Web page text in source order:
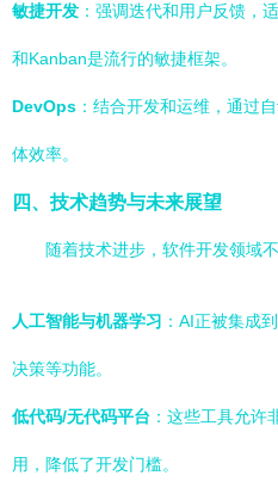
敏捷开发 ：强调迭代和用户反馈，
和Kanban是流行的敏捷框架。
DevOps ：结合开发和运维，通过
体效率。
四、技术趋势与未来展望
随着技术进步，软件开发领域
人工智能与机器学习 ：AI正被集成
决策等功能。
低代码/无代码平台 ：这些工具允许
用，降低了开发门槛。